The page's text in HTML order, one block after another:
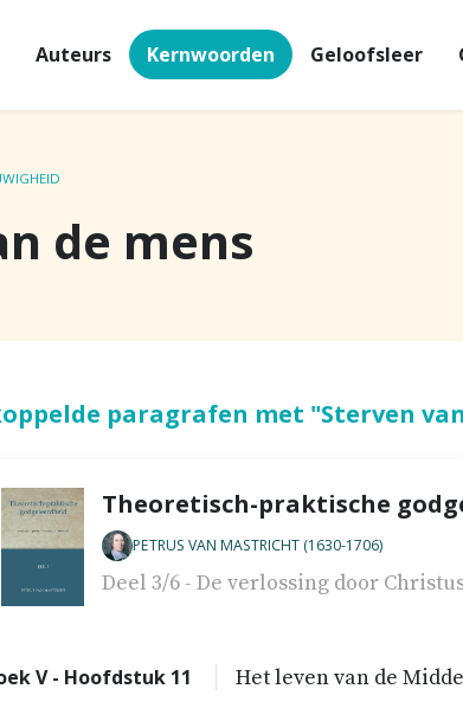
Auteurs Kernwoorden Geloofsleer
de mens
paragrafen met "Sterven
Theoretisch-praktische
PETRUS VAN MASTRICHT (1630-1706)
Deel 3/6 - De verlossing door
V - Hoofdstuk 11 Het leven van de